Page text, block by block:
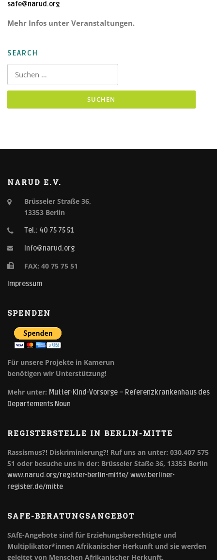
safe@narud.org
Mehr Infos unter Veranstaltungen.
SEARCH
Suchen nach:
NARUD E.V.
Brüsseler Straße 36,
13353 Berlin
Tel.: 40 75 75 51
info@narud.org
FAX: 40 75 75 51
Impressum
SPENDEN
Für unsere Projekte in Kamerun
benötigen wir Unterstützung!
Mehr unter: Mutter-Kind-Vorsorge – Referenzkrankenhaus des
Departements Noun
REGISTERSTELLE IN BERLIN-MITTE
Rassismus?! Diskriminierung?! Ruf uns an unter: 030.407 575
51 oder besuche uns in der: Brüsseler Staße 36, 13353 Berlin
www.narud.org/register-berlin-mitte/ www.berliner-
register.de/mitte
SAFE-BERATUNGSANGEBOT
SAfE-Angebote sind für Erziehungsberechtigte und
Multiplikator*innen Afrikanischer Herkunft und sie werden
geleitet von Menschen Afrikanischer Herkunft.